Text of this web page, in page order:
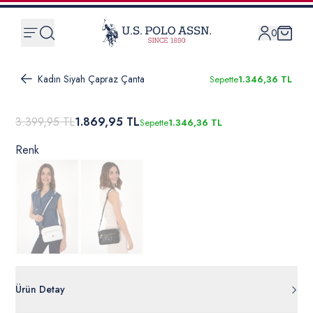
0
Kadın Siyah Çapraz Çanta Sepette1.346,36 TL
3.399,95 TL1.869,95 TLSepette1.346,36 TL
Renk
Ürün Detay